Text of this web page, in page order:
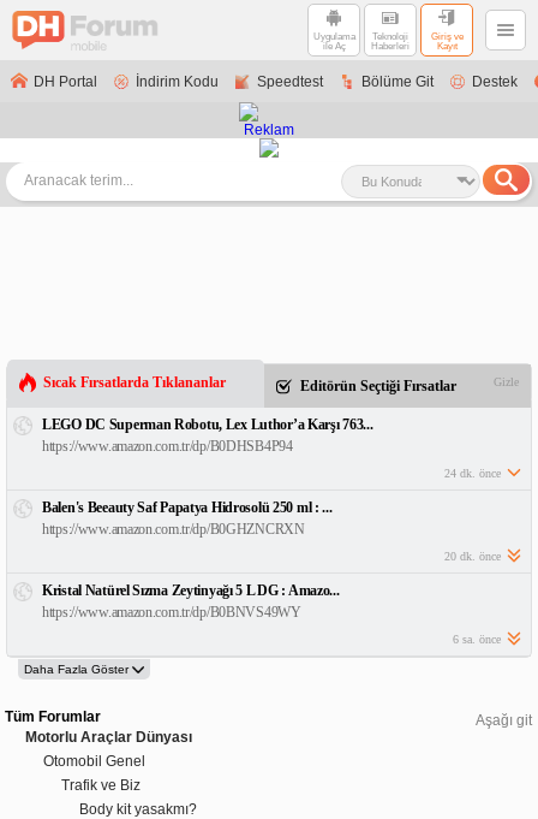
Uygulama
ile Aç
Teknoloji
Haberleri
Giriş ve
Kayıt
DH Portal İndirim Kodu Speedtest Bölüme Git Destek
Sıcak Fırsatlarda Tıklananlar Editörün Seçtiği Fırsatlar Gizle
LEGO DC Superman Robotu, Lex Luthor’a Karşı 763...
https://www.amazon.com.tr/dp/B0DHSB4P94
24 dk. önce
Balen's Beeauty Saf Papatya Hidrosolü 250 ml : ...
https://www.amazon.com.tr/dp/B0GHZNCRXN
20 dk. önce
Kristal Natürel Sızma Zeytinyağı 5 L DG : Amazo...
https://www.amazon.com.tr/dp/B0BNVS49WY
6 sa. önce
Aşağı git
Tüm Forumlar
Motorlu Araçlar Dünyası
Otomobil Genel
Trafik ve Biz
Body kit yasakmı?